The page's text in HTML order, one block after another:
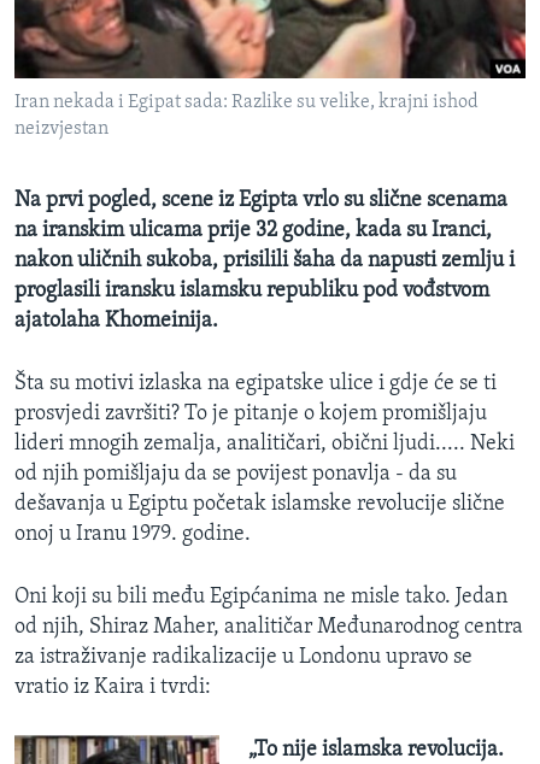
MAGAZIN
O GLASU AMERIKE
Learning English
PRATITE NAS
Jezici
Iran nekada i Egipat sada: Razlike su velike, krajni ishod
neizvjestan
Na prvi pogled, scene iz Egipta vrlo su slične scenama
na iranskim ulicama prije 32 godine, kada su Iranci,
nakon uličnih sukoba, prisilili šaha da napusti zemlju i
proglasili iransku islamsku republiku pod vođstvom
ajatolaha Khomeinija.
Šta su motivi izlaska na egipatske ulice i gdje će se ti
prosvjedi završiti? To je pitanje o kojem promišljaju
lideri mnogih zemalja, analitičari, obični ljudi..... Neki
od njih pomišljaju da se povijest ponavlja - da su
dešavanja u Egiptu početak islamske revolucije slične
onoj u Iranu 1979. godine.
Oni koji su bili među Egipćanima ne misle tako. Jedan
od njih, Shiraz Maher, analitičar Međunarodnog centra
za istraživanje radikalizacije u Londonu upravo se
vratio iz Kaira i tvrdi:
„To nije islamska revolucija.